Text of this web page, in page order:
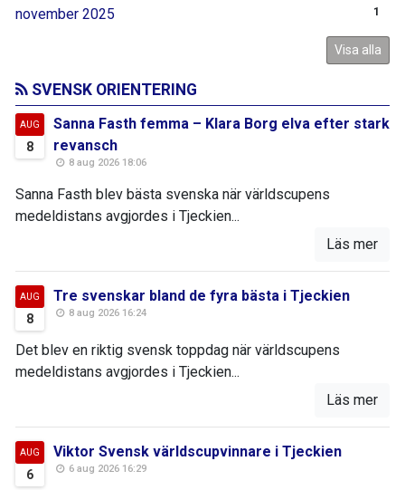
november 2025 1
Visa alla
SVENSK ORIENTERING
AUG
8
Sanna Fasth femma – Klara Borg elva efter stark
revansch
8 aug 2026 18:06
Sanna Fasth blev bästa svenska när världscupens
medeldistans avgjordes i Tjeckien...
Läs mer
AUG
8
Tre svenskar bland de fyra bästa i Tjeckien
8 aug 2026 16:24
Det blev en riktig svensk toppdag när världscupens
medeldistans avgjordes i Tjeckien...
Läs mer
AUG
6
Viktor Svensk världscupvinnare i Tjeckien
6 aug 2026 16:29